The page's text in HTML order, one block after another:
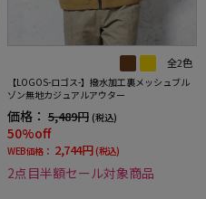
全2色
【LOGOS-ロゴス-】撥水加工裏メッシュブル
ゾン無地カジュアルアウター
価格： 5,489円 (税込)
50%off
WEB価格： 2,744円 (税込)
2点目半額セール対象商品